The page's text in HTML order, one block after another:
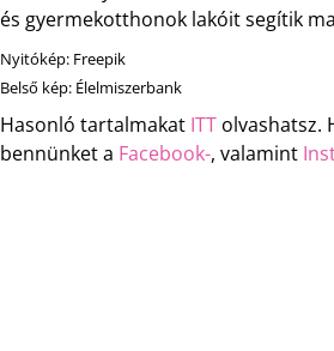
és gyermekotthonok lakóit segítik
Nyitókép: Freepik
Belső kép: Élelmiszerbank
Hasonló tartalmakat ITT olvashatsz.
bennünket a Facebook-, valamint